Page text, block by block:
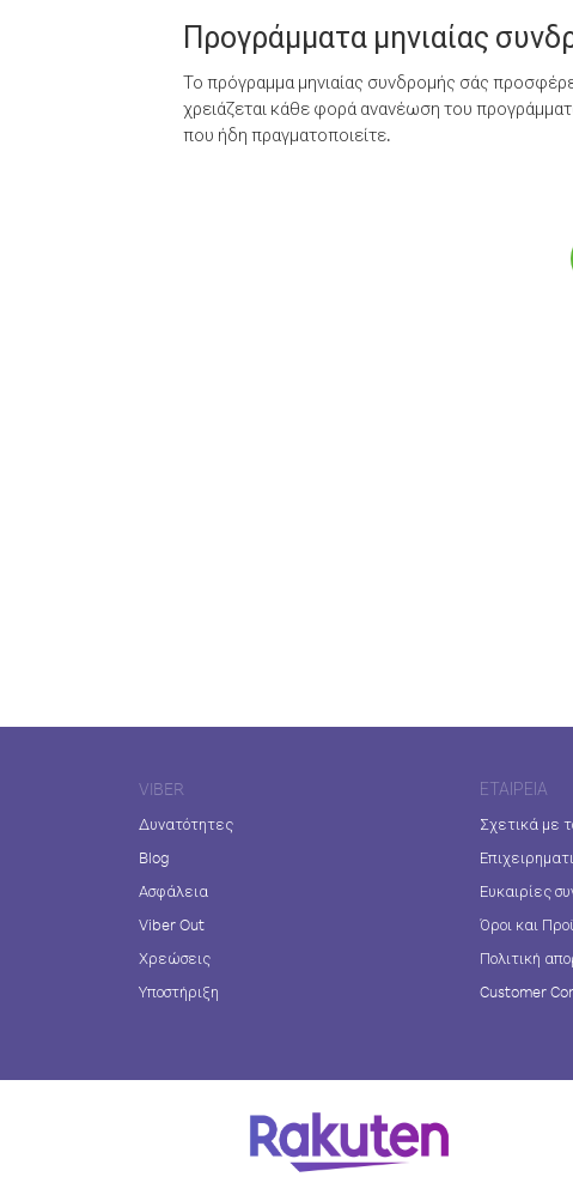
Προγράμματα μηνιαίας
Το πρόγραμμα μηνιαίας συνδρομής σάς
χρειάζεται κάθε φορά ανανέωση του
που ήδη πραγματοποιείτε.
VIBER
Δυνατότητες
Blog
Ασφάλεια
Viber Out
Χρεώσεις
Υποστήριξη
ΕΤΑΙΡΕΊΑ
Σχετικά με
Ευκαιρίες
Όροι και
Πολιτική
Customer